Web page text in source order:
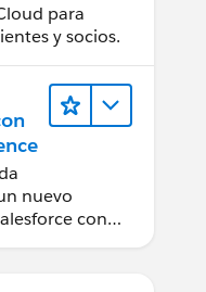
para
y socios.
nuevo
con